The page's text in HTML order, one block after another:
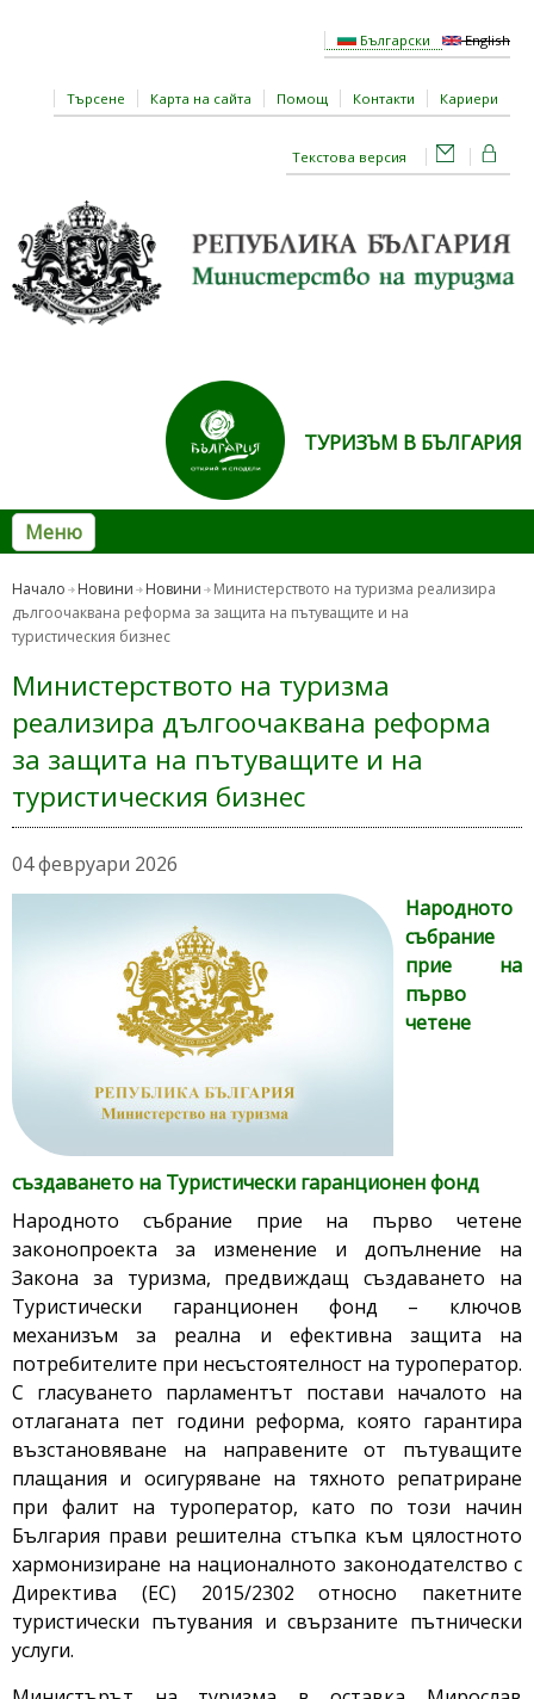
Български English
Търсене Карта на сайта Помощ Контакти Кариери
Текстова версия
ТУРИЗЪМ В БЪЛГАРИЯ
Меню
Начало Новини Новини
Министерството на туризма реализира
дългоочаквана реформа за защита на пътуващите и на
туристическия бизнес
Министерството на туризма
реализира дългоочаквана реформа
за защита на пътуващите и на
туристическия бизнес
04 февруари 2026
Народното
събрание
прие на
първо
четене
създаването на Туристически гаранционен фонд
Народното събрание прие на първо четене
законопроекта за изменение и допълнение на
Закона за туризма, предвиждащ създаването на
Туристически гаранционен фонд – ключов
механизъм за реална и ефективна защита на
потребителите при несъстоятелност на туроператор.
С гласуването парламентът постави началото на
отлаганата пет години реформа, която гарантира
възстановяване на направените от пътуващите
плащания и осигуряване на тяхното репатриране
при фалит на туроператор, като по този начин
България прави решителна стъпка към цялостното
хармонизиране на националното законодателство с
Директива (ЕС) 2015/2302 относно пакетните
туристически пътувания и свързаните пътнически
услуги.